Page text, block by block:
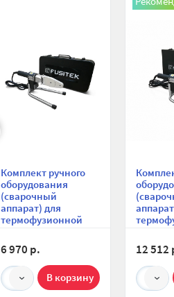
Комплект ручного
оборудования
(сварочный
аппарат) для
термофузионной
трубопровода из
ППР Fusitek FT08401,
20-32 мм
6 970 р.
1
ППР
20-63
12 512
1